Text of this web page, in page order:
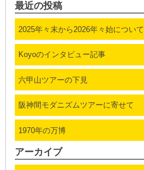
最近の投稿
2025年々末から2026年々始について
Koyoのインタビュー記事
六甲山ツアーの下見
阪神間モダニズムツアーに寄せて
1970年の万博
アーカイブ